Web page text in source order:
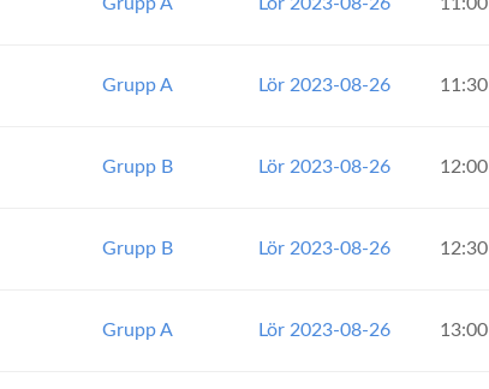
Grupp A Lör 2023-08-26 11:30
Grupp B Lör 2023-08-26 12:00
Grupp B Lör 2023-08-26 12:30
Grupp A Lör 2023-08-26 13:00